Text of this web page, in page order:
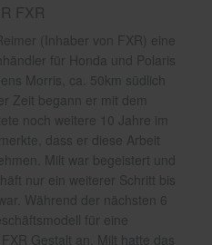
FXR
(Inhaber von FXR) eine
für Honda und Polaris
Morris, ca. 50km südlich
Zeit begann er mit dem
noch weitere 10 Jahre im
dass er diese Arbeit
Milt war begeistert und
nur ein weiterer Schritt bis
Während der nächsten 6
für eine
Gestalt an. Milt hatte das